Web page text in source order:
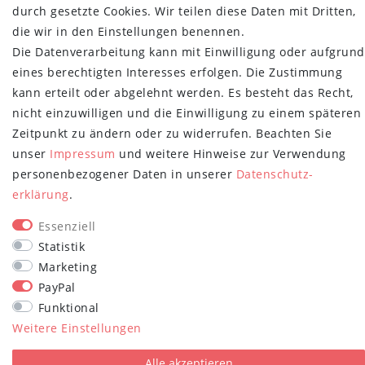
NEWSLETTER
E-MAIL **
Newsletter
Honig
Hiermit bestätige ich, dass ich dieDaten­schutz­erklärunggelesen habe.
Meine Einwilligung kann ich jederzeit widerrufen.**
Abonnieren
** Hierbei handelt es sich um ein Pflichtfeld.
durch gesetzte Cookies. Wir teilen diese Daten mit Dritten,
die wir in den Einstellungen benennen.
Die Datenverarbeitung kann mit Einwilligung oder aufgrund
eines berechtigten Interesses erfolgen. Die Zustimmung
kann erteilt oder abgelehnt werden. Es besteht das Recht,
nicht einzuwilligen und die Einwilligung zu einem späteren
Zeitpunkt zu ändern oder zu widerrufen. Beachten Sie
unser Impressum und weitere Hinweise zur Verwendung
personenbezogener Daten in unserer Daten­schutz­
erklärung.
Essenziell
Statistik
Marketing
PayPal
Funktional
Weitere Einstellungen
plentymarkets Template von